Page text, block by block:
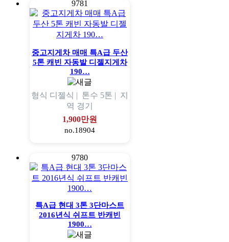
9781
중고지게차 매매 특A급 두산
5톤 캐빈 자동발 디젤지게차
190…
형식 디젤식 | 톤수 5톤 | 지
역 경기
1,900만원
no.18904
9780
특A급 현대 3톤 3단마스트
2016년식 쉬프트 반캐빈
1900…